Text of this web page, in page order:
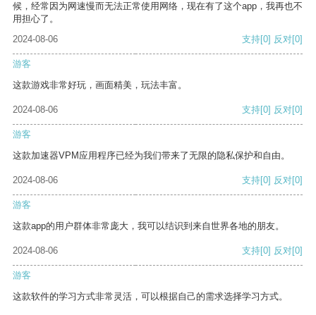
候，经常因为网速慢而无法正常使用网络，现在有了这个app，我再也不
用担心了。
2024-08-06
支持[0] 反对[0]
游客
这款游戏非常好玩，画面精美，玩法丰富。
2024-08-06 支持[0] 反对[0]
游客
这款加速器VPM应用程序已经为我们带来了无限的隐私保护和自由。
2024-08-06 支持[0] 反对[0]
游客
这款app的用户群体非常庞大，我可以结识到来自世界各地的朋友。
2024-08-06 支持[0] 反对[0]
游客
这款软件的学习方式非常灵活，可以根据自己的需求选择学习方式。